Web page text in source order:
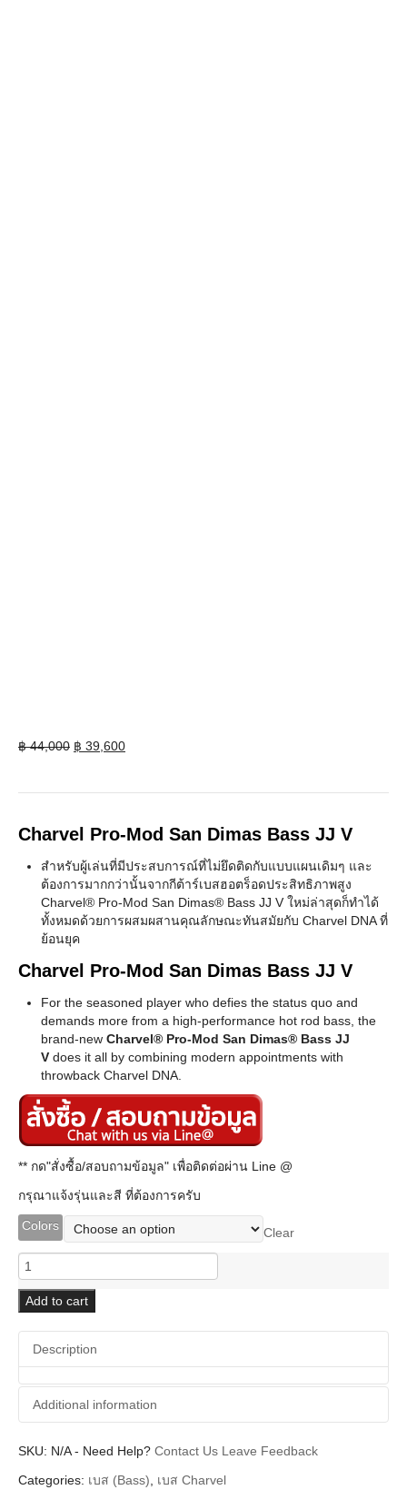
฿44,000 Original
฿ 39,600Current
Charvel Pro-Mod San Dimas Bass JJ V
สำหรับผู้เล่นที่มีประสบการณ์ที่ไม่ยึดติดกับแบบแผนเดิมๆ และ
ต้องการมากกว่านั้นจากกีต้าร์เบสฮอตร็อดประสิทธิภาพสูง
Charvel® Pro-Mod San Dimas® Bass JJ V ใหม่ล่าสุดก็ทำได้
ทั้งหมดด้วยการผสมผสานคุณลักษณะทันสมัยกับ Charvel DNA ที่
ย้อนยุค
Charvel Pro-Mod San Dimas Bass JJ V
For the seasoned player who defies the status quo and
demands more from a high-performance hot rod bass, the
brand-new Charvel® Pro-Mod San Dimas® Bass JJ
V does it all by combining modern appointments with
throwback Charvel DNA.
** กด"สั่งซื้อ/สอบถามข้อมูล" เพื่อติดต่อผ่าน Line @
กรุณาแจ้งรุ่นและสี ที่ต้องการครับ
Colors
Clear
Charvel
Pro-
Mod
San
Dimas
Bass
JJ
V
quantity
Add to cart
Description
Additional information
Additional information
Brands Charvel
SKU: N/A- Need Help? Contact Us Leave Feedback
Categories: เบส (Bass)
เบส Charvel